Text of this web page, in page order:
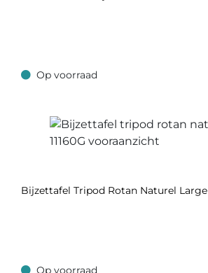
Op voorraad
Op voorraad
Bijzettafel Tripod Rotan Naturel Large
Op voorraad